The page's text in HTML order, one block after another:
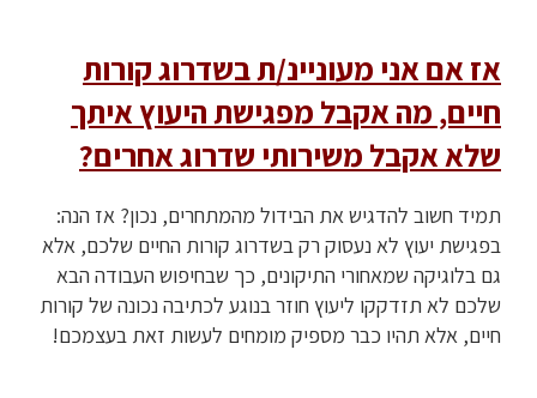
אז אם אני מעוניינ/ת בשדרוג קורות
חיים, מה אקבל מפגישת היעוץ איתך
שלא אקבל משירותי שדרוג אחרים?
תמיד חשוב להדגיש את הבידול מהמתחרים, נכון? אז הנה:
בפגישת יעוץ לא נעסוק רק בשדרוג קורות החיים שלכם, אלא
גם בלוגיקה שמאחורי התיקונים, כך שבחיפוש העבודה הבא
שלכם לא תזדקקו ליעוץ חוזר בנוגע לכתיבה נכונה של קורות
חיים, אלא תהיו כבר מספיק מומחים לעשות זאת בעצמכם!